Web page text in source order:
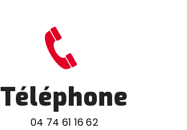
Téléphone
04 74 61 16 62